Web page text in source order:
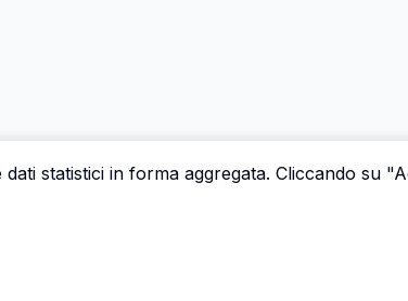
statistici in forma aggregata. Cliccando su